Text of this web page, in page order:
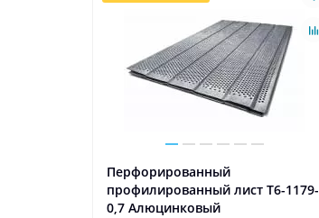
Перфорированный
профилированный лист Т6-1179-
0,7 Алюцинковый